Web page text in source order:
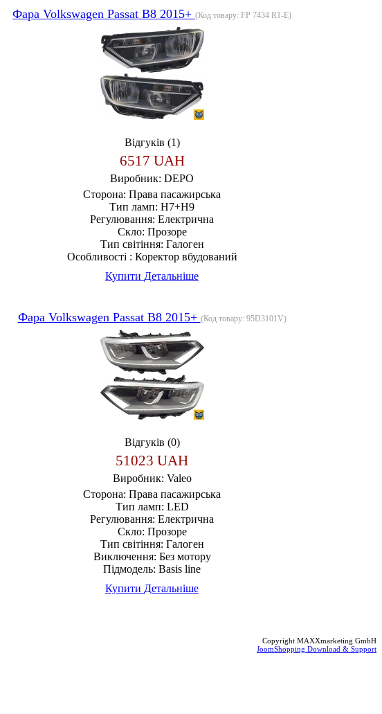
Фара Volkswagen Passat B8 2015+ (Код товару: FP 7434 R1-E)
Відгуків (1)
6517 UAH
Виробник: DEPO
Сторона: Права пасажирська
Тип ламп: H7+H9
Регулювання: Електрична
Скло: Прозоре
Тип світіння: Галоген
Особливості : Коректор вбудований
Купити Детальніше
Фара Volkswagen Passat B8 2015+ (Код товару: 95D3101V)
Відгуків (0)
51023 UAH
Виробник: Valeo
Сторона: Права пасажирська
Тип ламп: LED
Регулювання: Електрична
Скло: Прозоре
Тип світіння: Галоген
Виключення: Без мотору
Підмодель: Basis line
Купити Детальніше
Copyright MAXXmarketing GmbH
JoomShopping Download & Support